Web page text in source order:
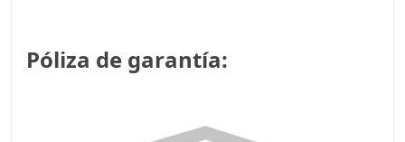
Póliza de garantía: